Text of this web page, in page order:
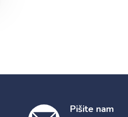
Pišite nam